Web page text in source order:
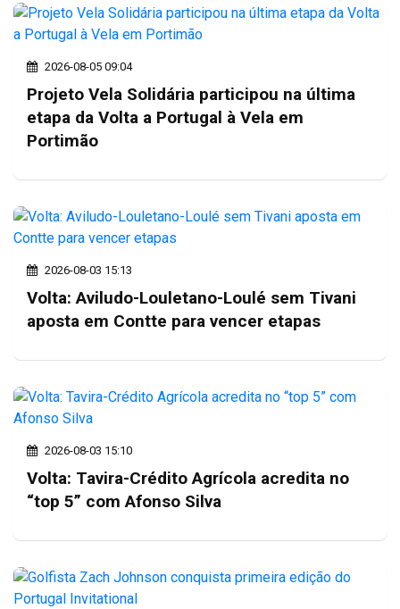
2026-08-05 09:04
Projeto Vela Solidária participou na última
etapa da Volta a Portugal à Vela em
Portimão
2026-08-03 15:13
Volta: Aviludo-Louletano-Loulé sem Tivani
aposta em Contte para vencer etapas
2026-08-03 15:10
Volta: Tavira-Crédito Agrícola acredita no
“top 5” com Afonso Silva